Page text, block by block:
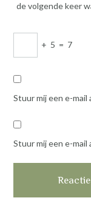
de volgende keer
+ 5 = 7
Stuur mij een e-mail
Stuur mij een e-